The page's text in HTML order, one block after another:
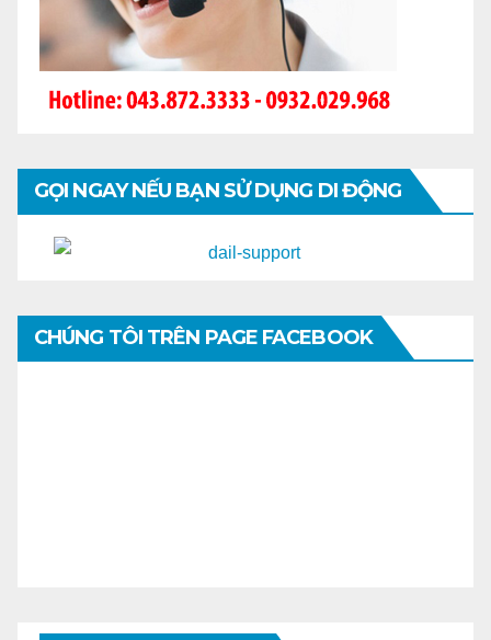
GỌI NGAY NẾU BẠN SỬ DỤNG DI ĐỘNG
CHÚNG TÔI TRÊN PAGE FACEBOOK